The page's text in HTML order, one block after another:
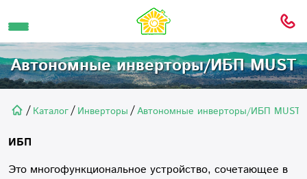
Автономные инверторы/ИБП MUST
/ Каталог/ Инверторы /Автономные инверторы/ИБП MUST
ИБП
Это многофункциональное устройство, сочетающее в